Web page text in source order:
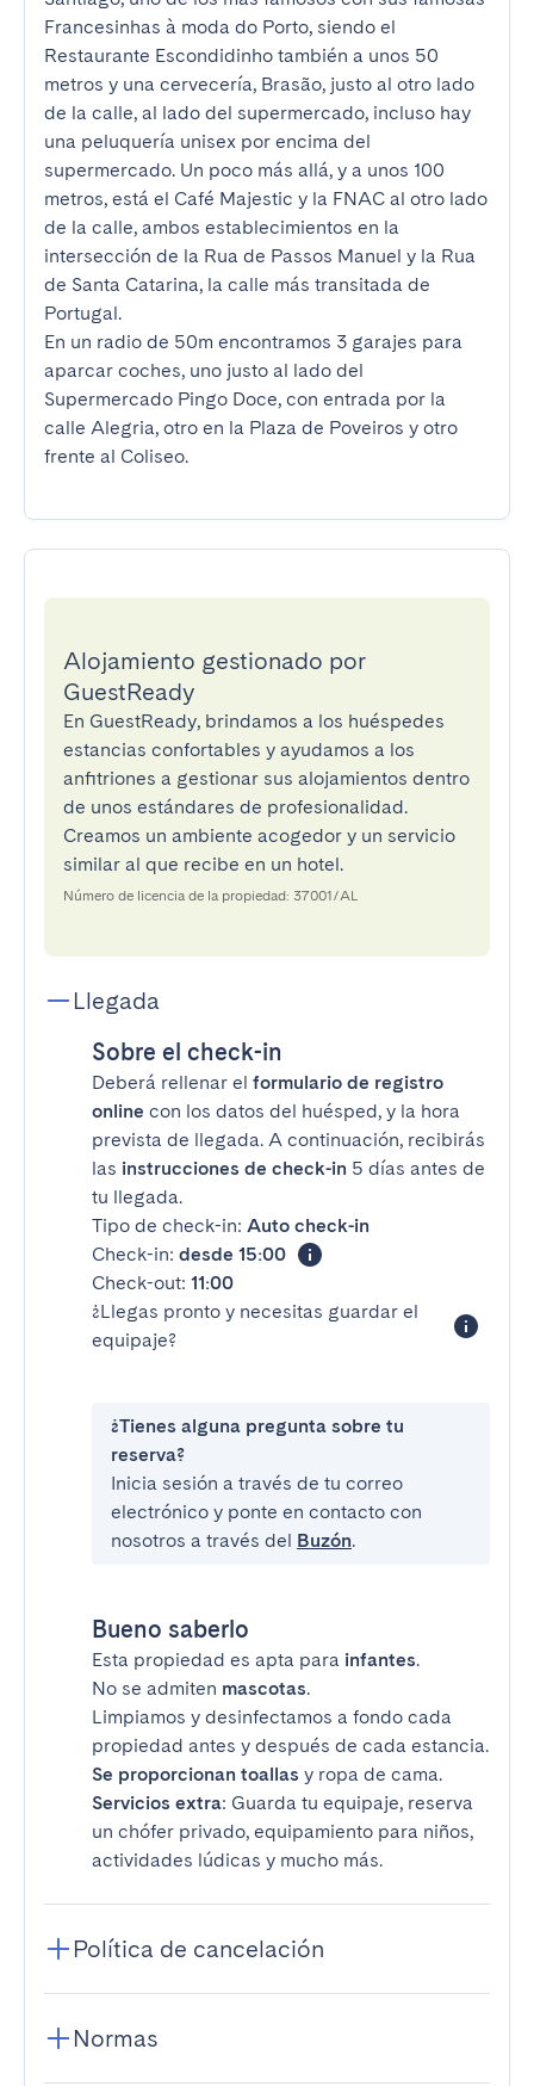
Francesinhas à moda do Porto, siendo el
Restaurante Escondidinho también a unos 50
metros y una cervecería, Brasão, justo al otro lado
de la calle, al lado del supermercado, incluso hay
una peluquería unisex por encima del
supermercado. Un poco más allá, y a unos 100
metros, está el Café Majestic y la FNAC al otro lado
de la calle, ambos establecimientos en la
intersección de la Rua de Passos Manuel y la Rua
de Santa Catarina, la calle más transitada de
Portugal.
En un radio de 50m encontramos 3 garajes para
aparcar coches, uno justo al lado del
Supermercado Pingo Doce, con entrada por la
calle Alegria, otro en la Plaza de Poveiros y otro
frente al Coliseo.
Alojamiento gestionado por
GuestReady
En GuestReady, brindamos a los huéspedes
estancias confortables y ayudamos a los
anfitriones a gestionar sus alojamientos dentro
de unos estándares de profesionalidad.
Creamos un ambiente acogedor y un servicio
similar al que recibe en un hotel.
Número de licencia de la propiedad: 37001/AL
Llegada
Sobre el check-in
Deberá rellenar el formulario de registro
online con los datos del huésped, y la hora
prevista de llegada. A continuación, recibirás
las instrucciones de check-in 5 días antes de
tu llegada.
Tipo de check-in: Auto check-in
Check-in: desde 15:00
Check-out: 11:00
¿Llegas pronto y necesitas guardar el
equipaje?
¿Tienes alguna pregunta sobre tu
reserva?
Inicia sesión a través de tu correo
electrónico y ponte en contacto con
nosotros a través del Buzón.
Bueno saberlo
Esta propiedad es apta para infantes.
No se admiten mascotas.
Limpiamos y desinfectamos a fondo cada
propiedad antes y después de cada estancia.
Se proporcionan toallas y ropa de cama.
Servicios extra: Guarda tu equipaje, reserva
un chófer privado, equipamiento para niños,
actividades lúdicas y mucho más.
Política de cancelación
Normas